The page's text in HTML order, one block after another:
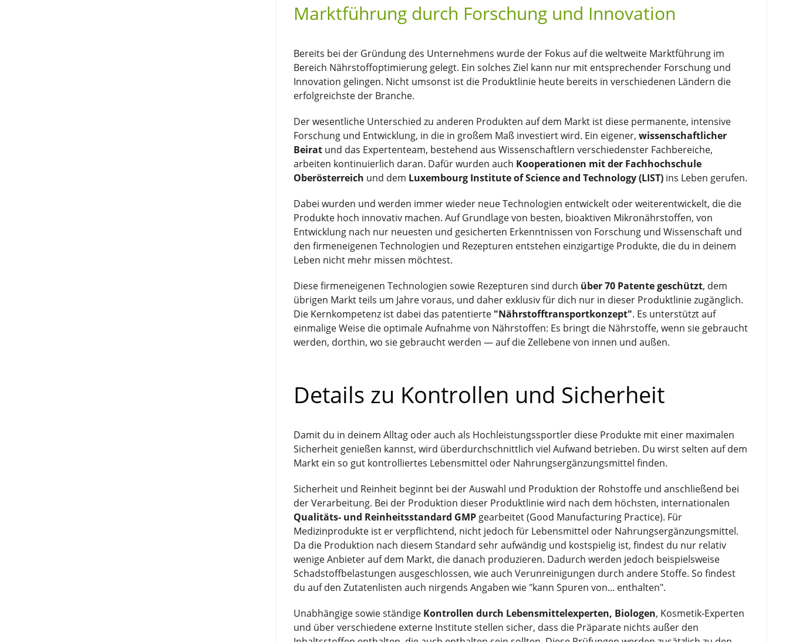
Marktführung durch Forschung und Innovation
Bereits bei der Gründung des Unternehmens wurde der Fokus auf die weltweite Marktführung im
Bereich Nährstoffoptimierung gelegt. Ein solches Ziel kann nur mit entsprechender Forschung und
Innovation gelingen. Nicht umsonst ist die Produktlinie heute bereits in verschiedenen Ländern die
erfolgreichste der Branche.
Der wesentliche Unterschied zu anderen Produkten auf dem Markt ist diese permanente, intensive
Forschung und Entwicklung, in die in großem Maß investiert wird. Ein eigener,wissenschaftlicher
Beirat und das Expertenteam, bestehend aus Wissenschaftlern verschiedenster Fachbereiche,
arbeiten kontinuierlich daran. Dafür wurden auch Kooperationen mit der Fachhochschule
Oberösterreich und dem Luxembourg Institute of Science and Technology (LIST) ins Leben gerufen.
Dabei wurden und werden immer wieder neue Technologien entwickelt oder weiterentwickelt, die die
Produkte hoch innovativ machen. Auf Grundlage von besten, bioaktiven Mikronährstoffen, von
Entwicklung nach nur neuesten und gesicherten Erkenntnissen von Forschung und Wissenschaft und
den firmeneigenen Technologien und Rezepturen entstehen einzigartige Produkte, die du in deinem
Leben nicht mehr missen möchtest.
Diese firmeneigenen Technologien sowie Rezepturen sind durch über 70 Patente geschützt, dem
übrigen Markt teils um Jahre voraus, und daher exklusiv für dich nur in dieser Produktlinie zugänglich.
Die Kernkompetenz ist dabei das patentierte "Nährstofftransportkonzept". Es unterstützt auf
einmalige Weise die optimale Aufnahme von Nährstoffen: Es bringt die Nährstoffe, wenn sie gebraucht
werden, dorthin, wo sie gebraucht werden — auf die Zellebene von innen und außen.
Details zu Kontrollen und Sicherheit
Damit du in deinem Alltag oder auch als Hochleistungssportler diese Produkte mit einer maximalen
Sicherheit genießen kannst, wird überdurchschnittlich viel Aufwand betrieben. Du wirst selten auf dem
Markt ein so gut kontrolliertes Lebensmittel oder Nahrungsergänzungsmittel finden.
Sicherheit und Reinheit beginnt bei der Auswahl und Produktion der Rohstoffe und anschließend bei
der Verarbeitung. Bei der Produktion dieser Produktlinie wird nach dem höchsten, internationalen
Qualitäts- und Reinheitsstandard GMP gearbeitet (Good Manufacturing Practice). Für
Medizinprodukte ist er verpflichtend, nicht jedoch für Lebensmittel oder Nahrungsergänzungsmittel.
Da die Produktion nach diesem Standard sehr aufwändig und kostspielig ist, findest du nur relativ
wenige Anbieter auf dem Markt, die danach produzieren. Dadurch werden jedoch beispielsweise
Schadstoffbelastungen ausgeschlossen, wie auch Verunreinigungen durch andere Stoffe. So findest
du auf den Zutatenlisten auch nirgends Angaben wie "kann Spuren von... enthalten".
Unabhängige sowie ständige Kontrollen durch Lebensmittelexperten, Biologen, Kosmetik-Experten
und über verschiedene externe Institute stellen sicher, dass die Präparate nichts außer den